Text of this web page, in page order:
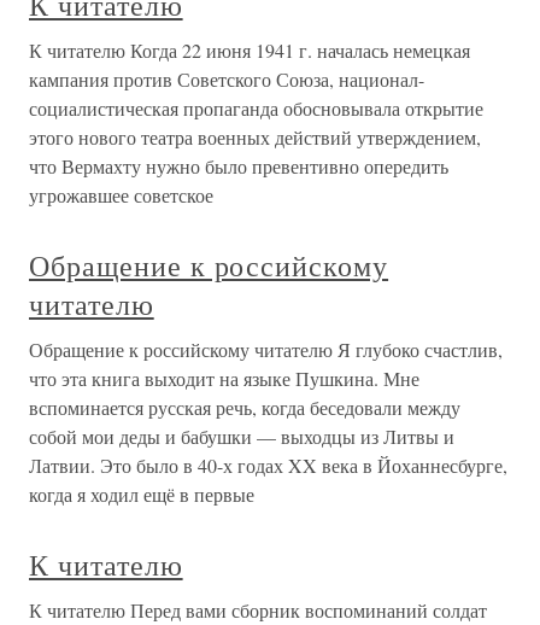
К читателю Когда 22 июня 1941 г. началась немецкая
кампания против Советского Союза, национал-
социалистическая пропаганда обосновывала открытие
этого нового театра военных действий утверждением,
что Вермахту нужно было превентивно опередить
угрожавшее советское
Обращение к российскому
читателю
Обращение к российскому читателю Я глубоко счастлив,
что эта книга выходит на языке Пушкина. Мне
вспоминается русская речь, когда беседовали между
собой мои деды и бабушки — выходцы из Литвы и
Латвии. Это было в 40-х годах XX века в Йоханнесбурге,
когда я ходил ещё в первые
К читателю
К читателю Перед вами сборник воспоминаний солдат